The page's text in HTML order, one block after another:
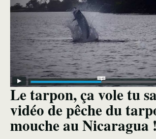
Le tarpon, ça vole tu
vidéo de pêche du
mouche au Nicaragua !